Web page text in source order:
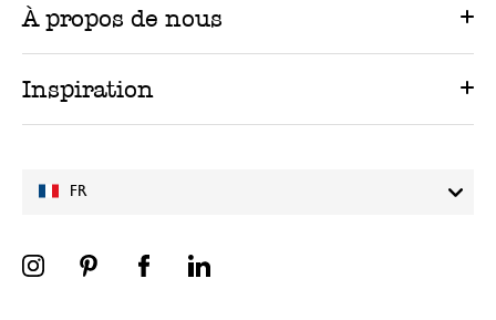
FR
À propos de nous
Inspiration